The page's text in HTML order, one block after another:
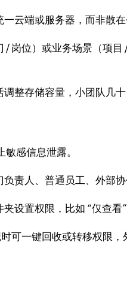
云端或服务器，而非散
/ 岗位）或业务场景（项
整存储容量，小团队几十
敏感信息泄露。
负责人、普通员工、外部
设置权限，比如 “仅查看
可一键回收或转移权限